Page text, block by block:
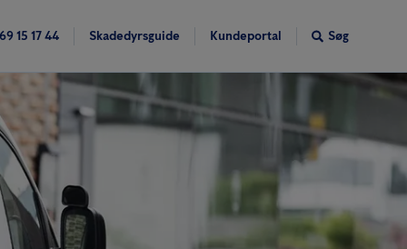
69 15 17 44 Skadedyrsguide Kundeportal Søg